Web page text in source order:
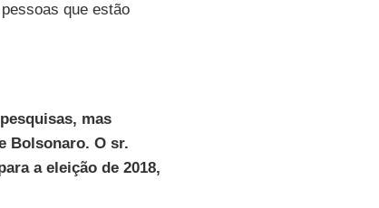
que estão
mas
Bolsonaro. O sr.
a eleição de 2018,